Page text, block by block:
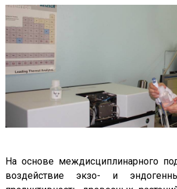
На основе междисциплинарного
воздействие экзо- и